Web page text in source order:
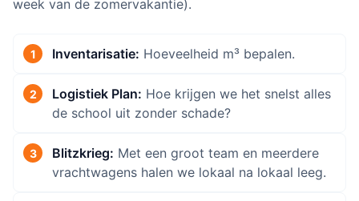
week van de zomervakantie).
Inventarisatie: Hoeveelheid m³ bepalen.
Logistiek Plan: Hoe krijgen we het snelst alles
de school uit zonder schade?
Blitzkrieg: Met een groot team en meerdere
vrachtwagens halen we lokaal na lokaal leeg.